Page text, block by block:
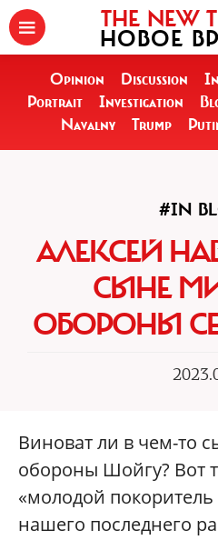
THE NEW
НОВОЕ
Opinion Discussion
Portrait
Investigation
Navalny
Trump
#IN
АЛЕКСЕЙ
СЫНЕ
ОБОРОНЫ
Виноват ли в чем-то
обороны Шойгу? Вот
«молодой
нашего последнего